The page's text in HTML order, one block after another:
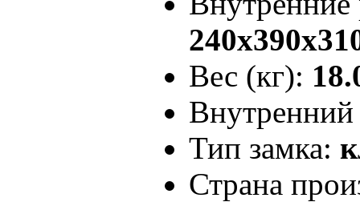
Вес (кг):
Тип замка:
Страна